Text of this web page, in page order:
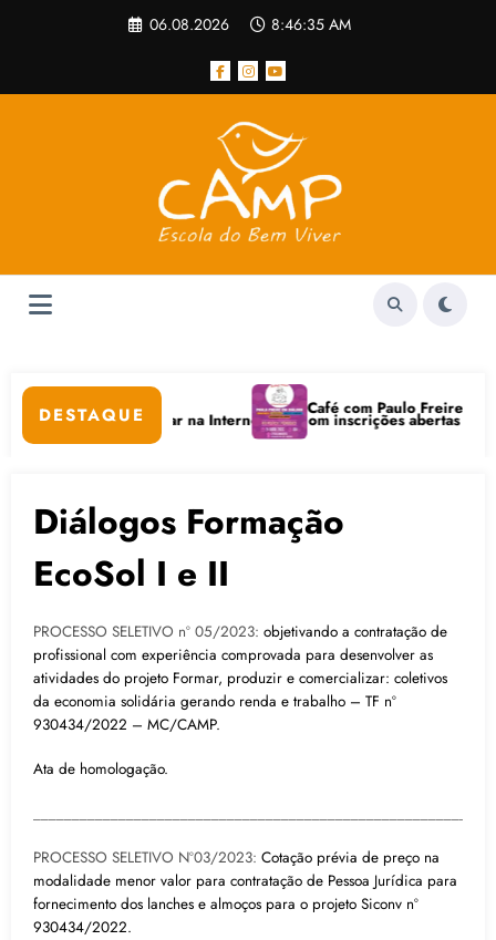
06.08.2026 8:46:35 AM
DESTAQUE
e Bem-Estar na Internet está com inscrições abertas
Café com Paulo Freire convida:
Diálogos Formação
EcoSol I e II
PROCESSO SELETIVO nº 05/2023: objetivando a contratação de
profissional com experiência comprovada para desenvolver as
atividades do projeto Formar, produzir e comercializar: coletivos
da economia solidária gerando renda e trabalho – TF nº
930434/2022 – MC/CAMP.
Ata de homologação.
PROCESSO SELETIVO Nº03/2023: Cotação prévia de preço na
modalidade menor valor para contratação de Pessoa Jurídica para
fornecimento dos lanches e almoços para o projeto Siconv nº
930434/2022.